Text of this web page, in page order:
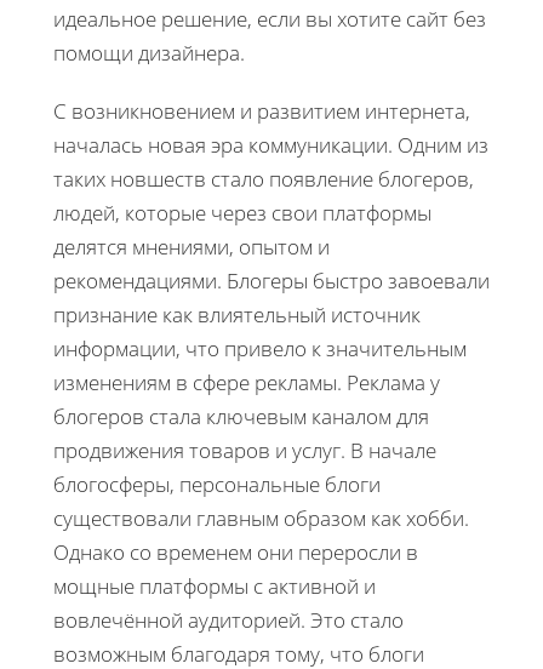
идеальное решение, если вы хотите сайт без
помощи дизайнера.
С возникновением и развитием интернета,
началась новая эра коммуникации. Одним из
таких новшеств стало появление блогеров,
людей, которые через свои платформы
делятся мнениями, опытом и
рекомендациями. Блогеры быстро завоевали
признание как влиятельный источник
информации, что привело к значительным
изменениям в сфере рекламы. Реклама у
блогеров стала ключевым каналом для
продвижения товаров и услуг. В начале
блогосферы, персональные блоги
существовали главным образом как хобби.
Однако со временем они переросли в
мощные платформы с активной и
вовлечённой аудиторией. Это стало
возможным благодаря тому, что блоги